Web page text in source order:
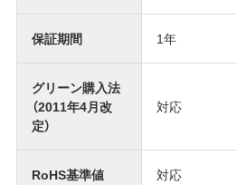
保証期間 1年
グリーン購入法
（2011年4月改
定）
対応
RoHS基準値 対応